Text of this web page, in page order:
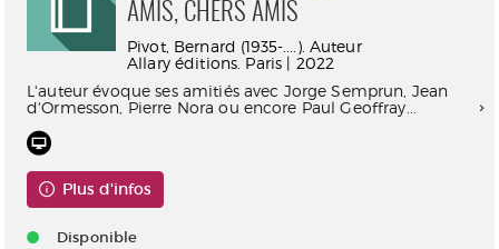
AMIS, CHERS AMIS
Pivot, Bernard (1935-....). Auteur
Allary éditions. Paris | 2022
L'auteur évoque ses amitiés avec Jorge Semprun, Jean
d'Ormesson, Pierre Nora ou encore Paul Geoffray...
Plus d'infos
Disponible